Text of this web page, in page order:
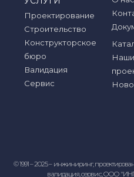
+7 (901) 765-91-12
Лучшие условия